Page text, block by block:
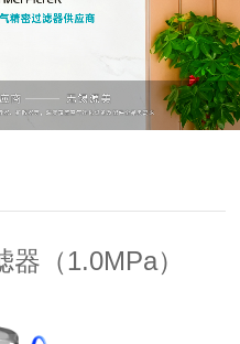
（1.0MPa）